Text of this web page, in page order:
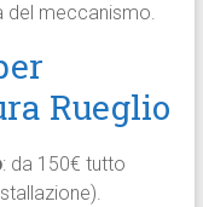
del meccanismo.​
Rueglio
: da 150€ tutto